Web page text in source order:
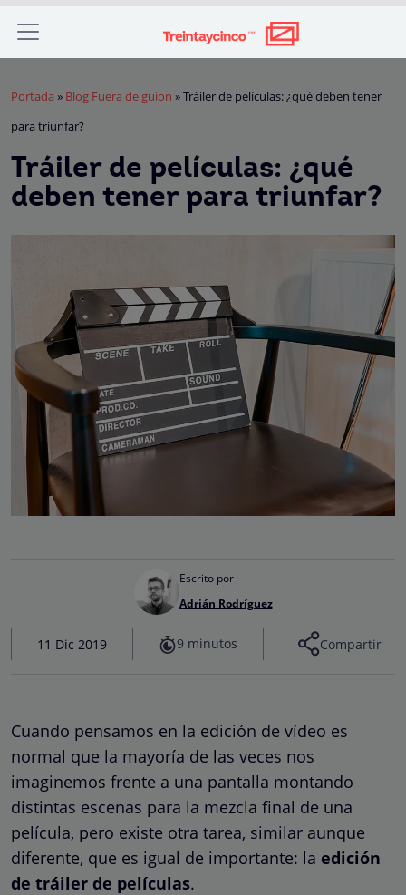
Portada » Blog Fuera de guion »Tráiler de películas: ¿qué deben tener
para triunfar?
Tráiler de películas: ¿qué
deben tener para triunfar?
Escrito por
Adrián Rodríguez
11 Dic 2019 9 minutos Compartir
Cuando pensamos en la edición de vídeo es
normal que la mayoría de las veces nos
imaginemos frente a una pantalla montando
distintas escenas para la mezcla final de una
película, pero existe otra tarea, similar aunque
diferente, que es igual de importante: la edición
de tráiler de películas.